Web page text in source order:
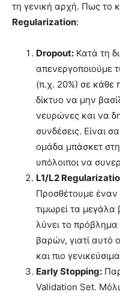
τη γενική αρχή. Πως το
Regularization:
Dropout: Κατά τη
απενεργοποιούμε
(π.χ. 20%) σε κάθε
δίκτυο να μην
νευρώνες και να
συνδέσεις. Είναι
ομάδα μπάσκετ
υπόλοιποι να
L1/L2
Προσθέτουμε
τιμωρεί τα
λύνει το πρόβλημα
βαρών, γιατί αυτό
και πιο
Early Stopping:
Validation Set.